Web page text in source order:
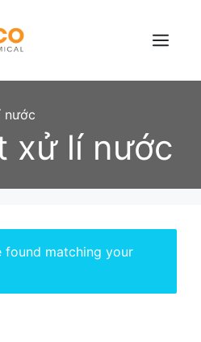
Menu
nước
xử lí nước
found matching your